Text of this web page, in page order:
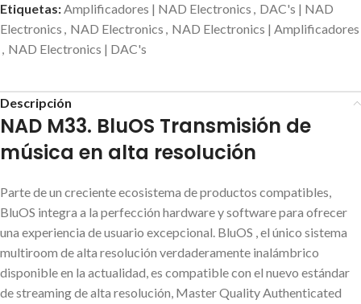
Etiquetas:Amplificadores | NAD Electronics , DAC's | NAD
Electronics , NAD Electronics , NAD Electronics | Amplificadores
, NAD Electronics | DAC's
Descripción
NAD M33. BluOS Transmisión de
música en alta resolución
Parte de un creciente ecosistema de productos compatibles,
BluOS integra a la perfección hardware y software para ofrecer
una experiencia de usuario excepcional. BluOS , el único sistema
multiroom de alta resolución verdaderamente inalámbrico
disponible en la actualidad, es compatible con el nuevo estándar
de streaming de alta resolución, Master Quality Authenticated